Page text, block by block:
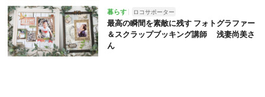
暮らす ロコサポーター
最高の瞬間を素敵に残す フォトグラファー
＆スクラップブッキング講師 浅妻尚美さ
ん